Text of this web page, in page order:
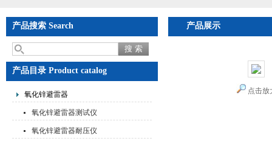
产品搜索 Search
产品目录 Product catalog
氧化锌避雷器
氧化锌避雷器测试仪
氧化锌避雷器耐压仪
产品展示
点击放